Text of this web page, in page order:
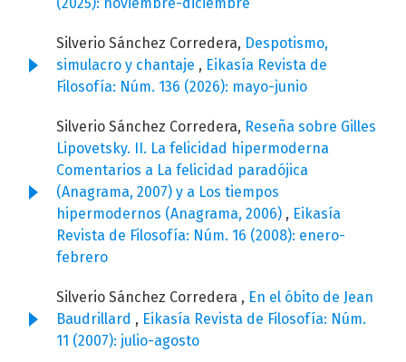
(2025): noviembre-diciembre
Silverio Sánchez Corredera, Despotismo,
simulacro y chantaje , Eikasía Revista de
Filosofía: Núm. 136 (2026): mayo-junio
Silverio Sánchez Corredera, Reseña sobre Gilles
Lipovetsky. II. La felicidad hipermoderna
Comentarios a La felicidad paradójica
(Anagrama, 2007) y a Los tiempos
hipermodernos (Anagrama, 2006) , Eikasía
Revista de Filosofía: Núm. 16 (2008): enero-
febrero
Silverio Sánchez Corredera , En el óbito de Jean
Baudrillard , Eikasía Revista de Filosofía: Núm.
11 (2007): julio-agosto